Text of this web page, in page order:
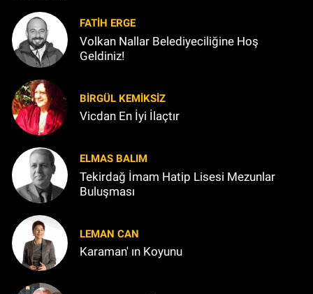
FATIH ERGE
Volkan Nallar Belediyeciliğine Hoş
Geldiniz!
BIRGÜL KEMİKSİZ
Vicdan En İyi İlaçtır
ELMAS BALIM
Tekirdağ İmam Hatip Lisesi Mezunlar
Buluşması
LEMAN CAN
Karaman' ın Koyunu